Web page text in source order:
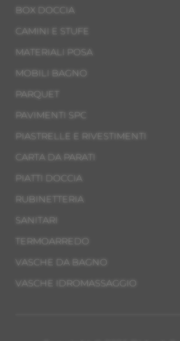
BOX DOCCIA
CAMINI E STUFE
MATERIALI POSA
MOBILI BAGNO
PARQUET
PAVIMENTI SPC
PIASTRELLE E RIVESTIMENTI
CARTA DA PARATI
PIATTI DOCCIA
RUBINETTERIA
SANITARI
TERMOARREDO
VASCHE DA BAGNO
VASCHE IDROMASSAGGIO